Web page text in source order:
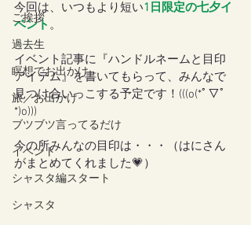
ご挨拶
過去生
瞑想でお出かけ
旅／お出かけ
ブツブツ言ってるだけ
イベント
シャスタ編スタート
シャスタ
今回は、いつもより短い1日限定の七夕イ
ベント 。
イベント記事に『ハンドルネームと目印
アイテム』を書いてもらって、みんなで
見つけ合いっこする予定です！(((o(*ﾟ▽ﾟ
*)o)))
今の所みんなの目印は・・・（はにさん
がまとめてくれました💗）